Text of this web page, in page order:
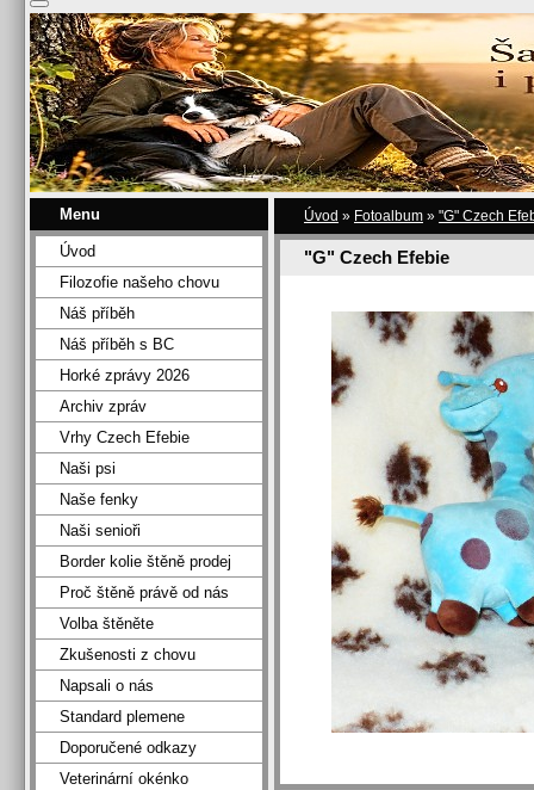
Úvod » Fotoalbum » "G" Czech
"G" Czech Efebie
Menu
Úvod
Filozofie našeho chovu
Náš příběh
Náš příběh s BC
Horké zprávy 2026
Archiv zpráv
Vrhy Czech Efebie
Naši psi
Naše fenky
Naši senioři
Border kolie štěně prodej
Proč štěně právě od nás
Volba štěněte
Zkušenosti z chovu
Napsali o nás
Standard plemene
Doporučené odkazy
Veterinární okénko